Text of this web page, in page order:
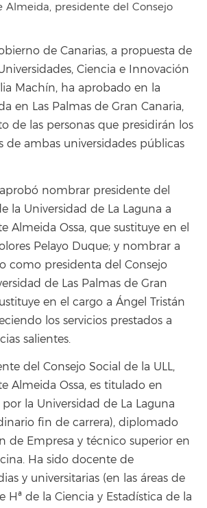
Almeida, presidente del Consejo
de Canarias, a propuesta de
Ciencia e Innovación
Machín, ha aprobado en la
en Las Palmas de Gran Canaria,
de las personas que presidirán los
de ambas universidades públicas
nombrar presidente del
la Universidad de La Laguna a
Almeida Ossa, que sustituye en el
Pelayo Duque; y nombrar a
como presidenta del Consejo
de Las Palmas de Gran
en el cargo a Ángel Tristán
los servicios prestados a
salientes.
del Consejo Social de la ULL,
Almeida Ossa, es titulado en
por la Universidad de La Laguna
fin de carrera), diplomado
de Empresa y técnico superior en
Ha sido docente de
y universitarias (en las áreas de
Hª de la Ciencia y Estadística de la